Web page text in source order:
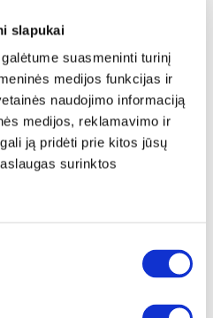
slapukai
suasmeninti turinį
medijos funkcijas ir
naudojimo informaciją
medijos, reklamavimo ir
ją pridėti prie kitos jūsų
surinktos